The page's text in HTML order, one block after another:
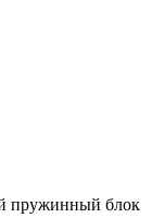
пружинный блок